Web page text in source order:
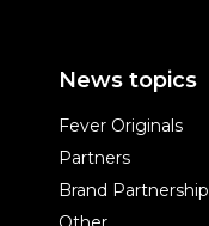
News topics
Fever Originals
Partners
Brand Partnership